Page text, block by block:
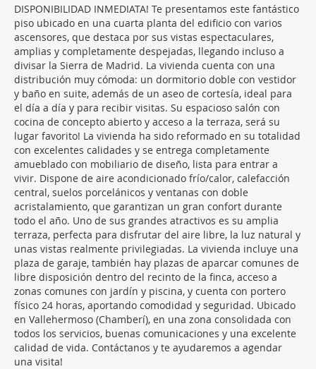
DISPONIBILIDAD INMEDIATA! Te presentamos este fantástico
piso ubicado en una cuarta planta del edificio con varios
ascensores, que destaca por sus vistas espectaculares,
amplias y completamente despejadas, llegando incluso a
divisar la Sierra de Madrid. La vivienda cuenta con una
distribución muy cómoda: un dormitorio doble con vestidor
y baño en suite, además de un aseo de cortesía, ideal para
el día a día y para recibir visitas. Su espacioso salón con
cocina de concepto abierto y acceso a la terraza, será su
lugar favorito! La vivienda ha sido reformado en su totalidad
con excelentes calidades y se entrega completamente
amueblado con mobiliario de diseño, lista para entrar a
vivir. Dispone de aire acondicionado frío/calor, calefacción
central, suelos porcelánicos y ventanas con doble
acristalamiento, que garantizan un gran confort durante
todo el año. Uno de sus grandes atractivos es su amplia
terraza, perfecta para disfrutar del aire libre, la luz natural y
unas vistas realmente privilegiadas. La vivienda incluye una
plaza de garaje, también hay plazas de aparcar comunes de
libre disposición dentro del recinto de la finca, acceso a
zonas comunes con jardín y piscina, y cuenta con portero
físico 24 horas, aportando comodidad y seguridad. Ubicado
en Vallehermoso (Chamberí), en una zona consolidada con
todos los servicios, buenas comunicaciones y una excelente
calidad de vida. Contáctanos y te ayudaremos a agendar
una visita!